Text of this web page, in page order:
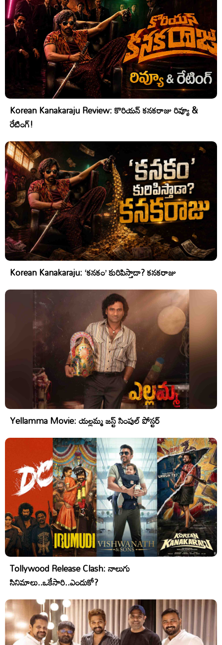
Korean Kanakaraju Review: కొరియన్ కనకరాజు రివ్యూ &
రేటింగ్!
Korean Kanakaraju: ‘కనకం’ కురిపిస్తాడా? కనకరాజు
Yellamma Movie: యల్లమ్మ జస్ట్ సింపుల్ పోస్టర్
Tollywood Release Clash: నాలుగు
సినిమాలు..ఒకేసారి..ఎందుకో?